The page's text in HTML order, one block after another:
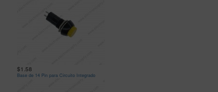
$1.58
Base de 14 Pin para Circuito Integrado